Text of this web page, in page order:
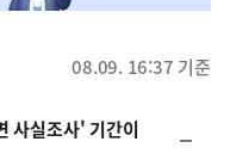
08.09. 16:37 기준
사실조사' 기간이